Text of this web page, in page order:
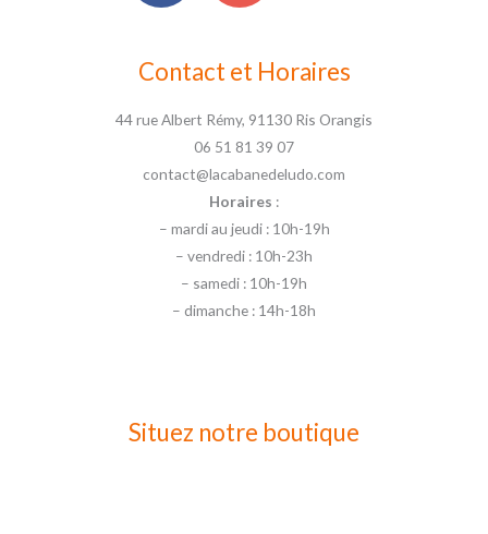
Contact et Horaires
44 rue Albert Rémy, 91130 Ris Orangis
06 51 81 39 07
contact@lacabanedeludo.com
Horaires :
– mardi au jeudi : 10h-19h
– vendredi : 10h-23h
– samedi : 10h-19h
– dimanche : 14h-18h
Situez notre boutique